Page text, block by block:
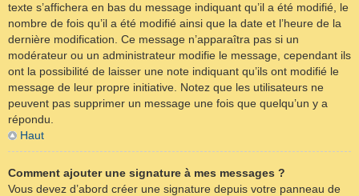
texte s’affichera en bas du message indiquant qu’il a été modifié, le
nombre de fois qu’il a été modifié ainsi que la date et l’heure de la
dernière modification. Ce message n’apparaîtra pas si un
modérateur ou un administrateur modifie le message, cependant ils
ont la possibilité de laisser une note indiquant qu’ils ont modifié le
message de leur propre initiative. Notez que les utilisateurs ne
peuvent pas supprimer un message une fois que quelqu’un y a
répondu.
Haut
Comment ajouter une signature à mes messages ?
Vous devez d’abord créer une signature depuis votre panneau de